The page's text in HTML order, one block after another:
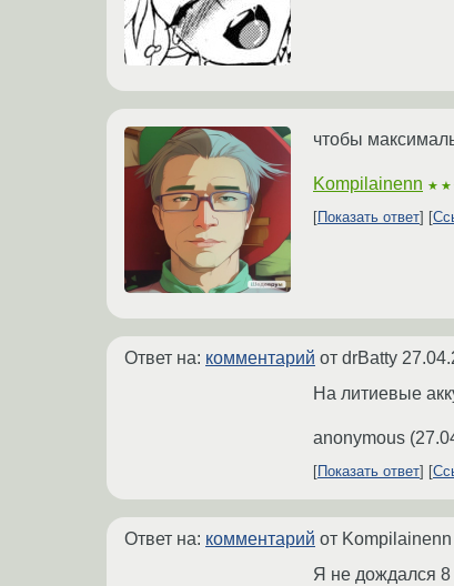
чтобы
Kompilainenn
Показать ответ
Ответ на: комментарий от drBatty
На литиевые
anonymous (
Показать ответ
Ответ на: комментарий от Kompilainenn
Я не дождался 8